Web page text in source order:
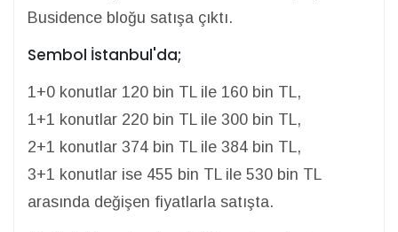
Busidence bloğu satışa çıktı.
Sembol İstanbul'da;
1+0 konutlar 120 bin TL ile 160 bin TL,
1+1 konutlar 220 bin TL ile 300 bin TL,
2+1 konutlar 374 bin TL ile 384 bin TL,
3+1 konutlar ise 455 bin TL ile 530 bin TL
arasında değişen fiyatlarla satışta.